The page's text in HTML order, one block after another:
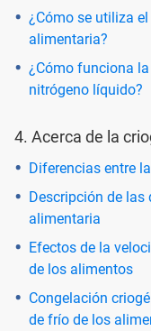
¿Cómo se utiliza
alimentaria?
¿Cómo funciona
nitrógeno líquido?
4. Acerca de la
Diferencias entre
Descripción de las
alimentaria
Efectos de la
de los alimentos
Congelación
de frío de los